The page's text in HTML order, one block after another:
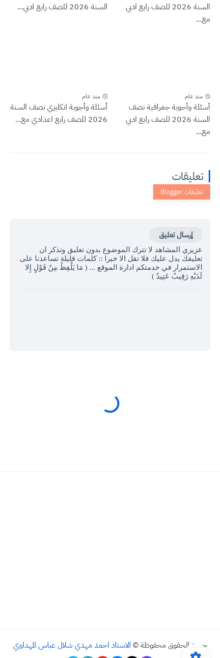
السنة 2026 للصف رابع ادبي
مع...
السنة 2026 للصف رابع ادبي...
منذ عام
أسئلة وأجوبة جغرافية نصف
السنة 2026 للصف رابع ادبي
مع...
منذ عام
أسئلة وأجوبة انكليزي نصف السنة
2026 للصف رابع اعدادي مع...
تعليقات
إرسال تعليق
عزيزي المشاهد لا تترك الموضوع بدون تعليق وتذكر ان
تعليقك يدل عليك فلا تقل الا خيرا :: كلمات قليلة تساعدنا على
الاستمرار في خدمتكم ادارة الموقع ... ( مَا يَلْفِظُ مِنْ قَوْلٍ إِلا
لَدَيْهِ رَقِيبٌ عَتِيدٌ )
جميع الحقوق محفوظة © الاستاذ احمد مهدي شلال عباس المهداوي